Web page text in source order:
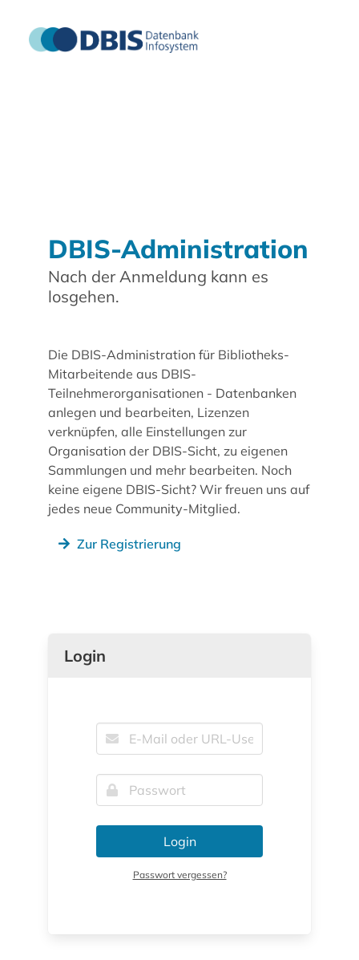
DBIS-Administration
Nach der Anmeldung kann es
losgehen.
Die DBIS-Administration für Bibliotheks-
Mitarbeitende aus DBIS-
Teilnehmerorganisationen - Datenbanken
anlegen und bearbeiten, Lizenzen
verknüpfen, alle Einstellungen zur
Organisation der DBIS-Sicht, zu eigenen
Sammlungen und mehr bearbeiten. Noch
keine eigene DBIS-Sicht? Wir freuen uns auf
jedes neue Community-Mitglied.
Zur Registrierung
Login
Login
Passwort vergessen?